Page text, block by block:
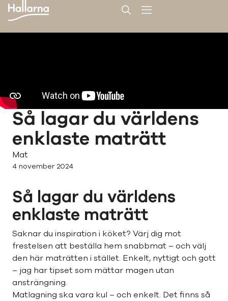
Så lagar du världens
enklaste maträtt
Mat
4 november 2024
Så lagar du världens
enklaste maträtt
Saknar du inspiration i köket? Värj dig mot
frestelsen att beställa hem snabbmat – och välj
den här maträtten i stället. Enkelt, nyttigt och gott
– jag har tipset som mättar magen utan
ansträngning.
Matlagning ska vara kul – och enkelt. Det finns så